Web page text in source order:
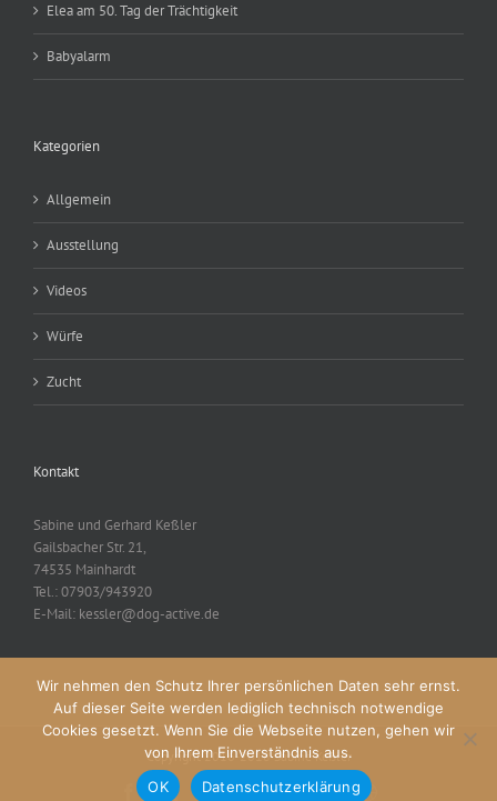
Elea am 50. Tag der Trächtigkeit
Babyalarm
Kategorien
Allgemein
Ausstellung
Videos
Würfe
Zucht
Kontakt
Sabine und Gerhard Keßler
Gailsbacher Str. 21,
74535 Mainhardt
Tel.: 07903/943920
E-Mail: kessler@dog-active.de
Copyright 2016-2018 Sabine Keßler
Facebook
Rss X YouTubeInstagramPinterest
Wir nehmen den Schutz Ihrer persönlichen Daten sehr ernst.
Auf dieser Seite werden lediglich technisch notwendige
Cookies gesetzt. Wenn Sie die Webseite nutzen, gehen wir
von Ihrem Einverständnis aus.
OK
Datenschutzerklärung